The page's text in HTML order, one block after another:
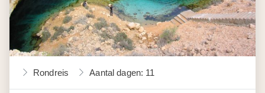
Rondreis Aantal dagen: 11